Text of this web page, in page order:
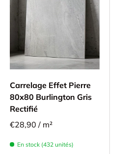
Carrelage Effet Pierre
80x80 Burlington Gris
Rectifié
€28,90 / m²
En stock (432 unités)